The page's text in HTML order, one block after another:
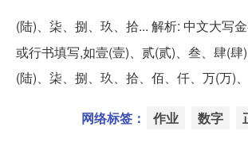
(陆)、柒、捌、玖、拾... 解析: 中文大写
或行书填写,如壹(壹)、贰(贰)、叁、肆(肆
(陆)、柒、捌、玖、拾、佰、仟、万(万)、
网络标签： 作业 数字